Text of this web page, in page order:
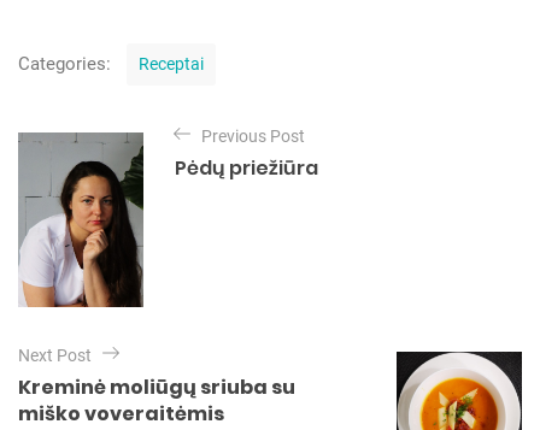
Categories:
o
r
i
Receptai
a
v
g
a
i
j
Previous Post
Pėdų priežiūra
Next Post
Kreminė moliūgų sriuba su
miško voveraitėmis